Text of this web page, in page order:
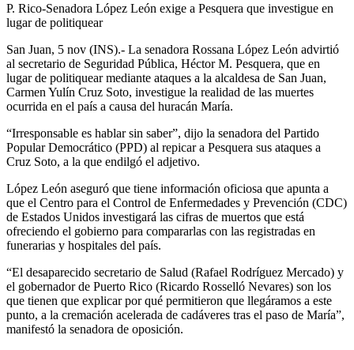
P. Rico-Senadora López León exige a Pesquera que investigue en
lugar de politiquear
San Juan, 5 nov (INS).- La senadora Rossana López León advirtió
al secretario de Seguridad Pública, Héctor M. Pesquera, que en
lugar de politiquear mediante ataques a la alcaldesa de San Juan,
Carmen Yulín Cruz Soto, investigue la realidad de las muertes
ocurrida en el país a causa del huracán María.
“Irresponsable es hablar sin saber”, dijo la senadora del Partido
Popular Democrático (PPD) al repicar a Pesquera sus ataques a
Cruz Soto, a la que endilgó el adjetivo.
López León aseguró que tiene información oficiosa que apunta a
que el Centro para el Control de Enfermedades y Prevención (CDC)
de Estados Unidos investigará las cifras de muertos que está
ofreciendo el gobierno para compararlas con las registradas en
funerarias y hospitales del país.
“El desaparecido secretario de Salud (Rafael Rodríguez Mercado) y
el gobernador de Puerto Rico (Ricardo Rosselló Nevares) son los
que tienen que explicar por qué permitieron que llegáramos a este
punto, a la cremación acelerada de cadáveres tras el paso de María”,
manifestó la senadora de oposición.